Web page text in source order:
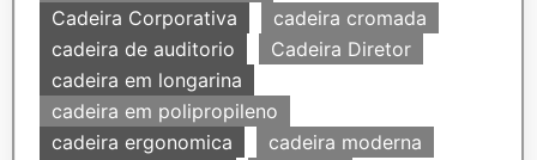
Cadeira Corporativa
cadeira cromada
cadeira de auditorio
Cadeira Diretor
cadeira em longarina
cadeira em polipropileno
cadeira ergonomica
cadeira moderna